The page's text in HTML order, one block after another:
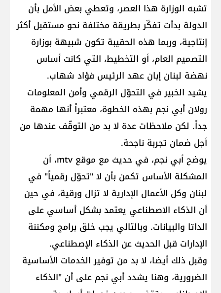
تشبه الوزارة هذا العصر، وتعطي بعض الأمل بأن
الدولة بدأت تفكّر بطريقة مختلفة نحو مستقبل أكثر
إنتاجية، وربما هذه الحقيبة تكون شبيهة بوزارة
التصميم العام، أو التخطيط، التي كانت أساس
نهضة لبنان إبان عهد الرئيس فؤاد شهاب.
يشيد الخبير في التحوّل الرقمي وأمن المعلومات
رولان أبي نجم بهذه الخطوة، معتبراً أنها مهمة
جداً. لكن ملاحظات عدة لا بد من التوقّف عندها من
أجل ضمان تجربة ناجحة.
يوضح أبي نجم، في حديث مع موقع mtv، أن
المشكلة الأساس تكمن بأن لا "تحوّل رقمياً" في
لبنان وكل الأعمال الإدارية لا تزال ورقية، في حين
أن الذكاء الاصطناعي يعتمد بشكل أساسي على
الداتا والبيانات. وبالتالي يجب خلق برامج ومكننة
الإدارات قبل الحديث عن الذكاء الإصطناعي.
وقبل ذلك أيضا، لا بد من توفير الخدمات الأساسية
الضرورية، وهنا يشدد أبي نجم على أن "الذكاء